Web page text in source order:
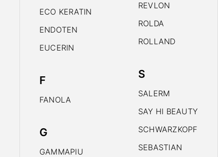
ECO KERATIN
ENDOTEN
EUCERIN
F
FANOLA
G
GAMMAPIU
REVLON
ROLDA
ROLLAND
S
SALERM
SAY HI BEAUTY
SCHWARZKOPF
SEBASTIAN